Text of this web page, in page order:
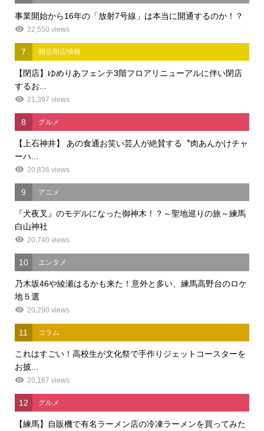
事業開始から16年の「放射7号線」は本当に開通するのか！？
22,550 views
7 開店閉店情報
【閉店】ゆめりあフェンテ3階フロアリニューアルに伴い閉店
するお...
21,397 views
8 グルメ
【上石神井】 あの食通お笑い芸人が絶賛する〝肉あんかけチャ
ーハ...
20,836 views
9 アニメ
『犬夜叉』のモデルになった御神木！？～聖地巡りの旅～練馬
白山神社
20,740 views
10 エンタメ
乃木坂46や綾瀬はるかも来た！意外と多い、練馬高野台のロケ
地５選
20,290 views
11 コラム
これはすごい！高校生が文化祭で手作りジェットコースターを
お披...
20,167 views
12 グルメ
【練馬】自販機で有名ラーメン店の冷凍ラーメンを買ってみた